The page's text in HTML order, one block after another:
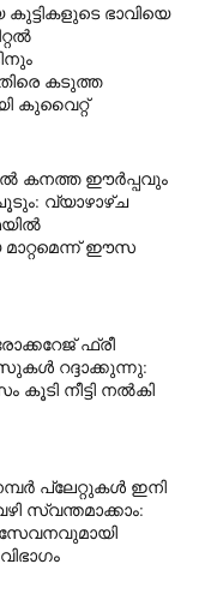
ഭാവിയെ
കടുത്ത
കുവൈറ്റ്
കനത്ത ഈർപ്പവും
വ്യാഴാഴ്ച
ഈസ
ഫ്രീ
റദ്ദാക്കുന്നു:
കൂടി നീട്ടി നൽകി
പ്ലേറ്റുകൾ ഇനി
സ്വന്തമാക്കാം: